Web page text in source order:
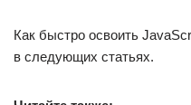
Как быстро освоить
в следующих статьях.